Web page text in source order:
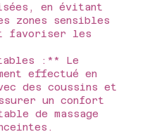
en évitant
zones sensibles
favoriser les
:** Le
effectué en
des coussins et
un confort
de massage